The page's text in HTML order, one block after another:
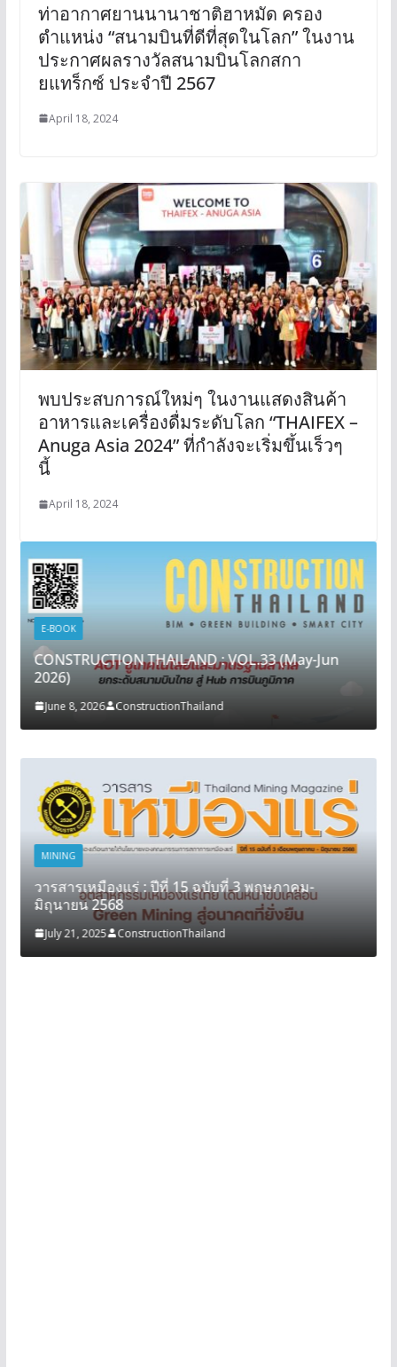
ท่าอากาศยานนานาชาติฮาหมัด ครอง
ตำแหน่ง “สนามบินที่ดีที่สุดในโลก” ในงาน
ประกาศผลรางวัลสนามบินโลกสกา
ยแทร็กซ์ ประจำปี 2567
April 18, 2024
พบประสบการณ์ใหม่ๆ ในงานแสดงสินค้า
อาหารและเครื่องดื่มระดับโลก “THAIFEX –
Anuga Asia 2024” ที่กำลังจะเริ่มขึ้นเร็วๆ
นี้
April 18, 2024
E-BOOK
CONSTRUCTION THAILAND : VOL.33 (May-Jun
2026)
June 8, 2026 ConstructionThailand
MINING
วารสารเหมืองแร่ : ปีที่ 15 ฉบับที่ 3 พฤษภาคม-
มิถุนายน 2568
July 21, 2025 ConstructionThailand